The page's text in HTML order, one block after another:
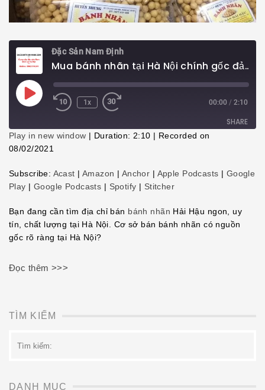
Đặc Sản Nam Định
Mua bánh nhãn tại Hà Nội chính gốc đảm bảo uy tín chất lượng
Play
Episode
1x 00:00 / 2:10
SHARE
SHARE
LINK
EMBED
Play in new window | Duration: 2:10 | Recorded on
08/02/2021
Subscribe: Acast | Amazon | Anchor | Apple Podcasts | Google
Play | Google Podcasts | Spotify | Stitcher
Bạn đang cần tìm địa chỉ bán bánh nhãn Hải Hậu ngon, uy
tín, chất lượng tại Hà Nội. Cơ sở bán bánh nhãn có nguồn
gốc rõ ràng tại Hà Nội?
Đọc thêm >>>
TÌM KIẾM
kiếm:
DANH MỤC